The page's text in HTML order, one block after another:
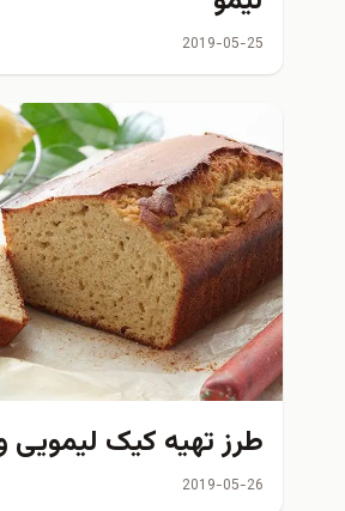
2019-05-25
طرز تهیه کیک
2019-05-26